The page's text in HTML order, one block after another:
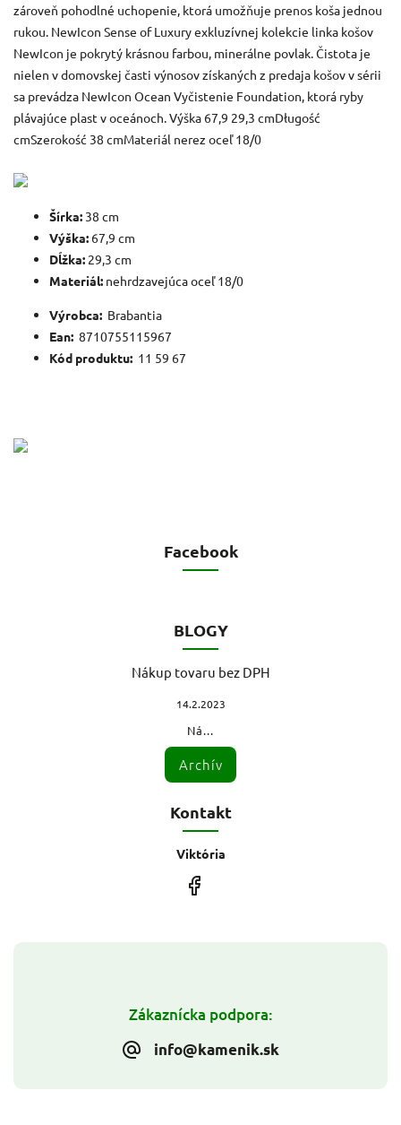
zároveň pohodlné uchopenie, ktorá umožňuje prenos koša jednou
rukou. NewIcon Sense of Luxury exkluzívnej kolekcie linka košov
NewIcon je pokrytý krásnou farbou, minerálne povlak. Čistota je
nielen v domovskej časti výnosov získaných z predaja košov v sérii
sa prevádza NewIcon Ocean Vyčistenie Foundation, ktorá ryby
plávajúce plast v oceánoch. Výška 67,9 29,3 cmDługość
cmSzerokość 38 cmMateriál nerez oceľ 18/0
Šírka: 38 cm
Výška: 67,9 cm
Dĺžka: 29,3 cm
Materiál: nehrdzavejúca oceľ 18/0
Výrobca: Brabantia
Ean: 8710755115967
Kód produktu: 11 59 67
Zákaznícka podpora:
info@kamenik.sk
Facebook
BLOGY
Nákup tovaru bez DPH
14.2.2023
Ná...
Archív
Kontakt
Viktória